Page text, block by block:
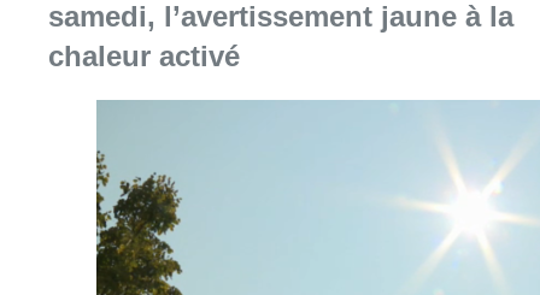
samedi, l’avertissement jaune à la
chaleur activé